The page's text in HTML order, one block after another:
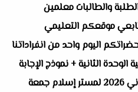
والطالبات معلمين
موقعكم التعليمي
اليوم واحد من انفراداتنا
الوحدة الثانية + نموذج الإجابة
للصف الرابع الابتدائي الترم الثاني 2026 لمستر إسلام جمعة